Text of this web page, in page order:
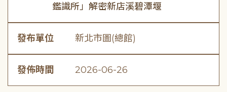
鑑識所」解密新店溪碧潭堰
發布單位 新北市圖(總館)
發佈時間 2026-06-26